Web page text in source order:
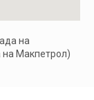
на
на Макпетрол)